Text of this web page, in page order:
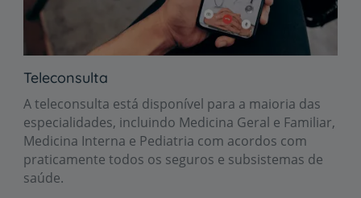
Teleconsulta
A teleconsulta está disponível para a maioria das
especialidades, incluindo Medicina Geral e Familiar,
Medicina Interna e Pediatria com acordos com
praticamente todos os seguros e subsistemas de
saúde.